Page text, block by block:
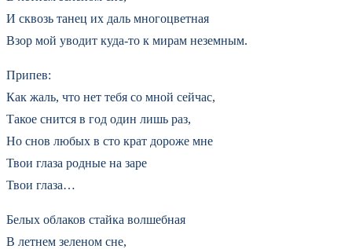
И сквозь танец их даль многоцветная
Взор мой уводит куда-то к мирам неземным.
Припев:
Как жаль, что нет тебя со мной сейчас,
Такое снится в год один лишь раз,
Но снов любых в сто крат дороже мне
Твои глаза родные на заре
Твои глаза…
Белых облаков стайка волшебная
В летнем зеленом сне,